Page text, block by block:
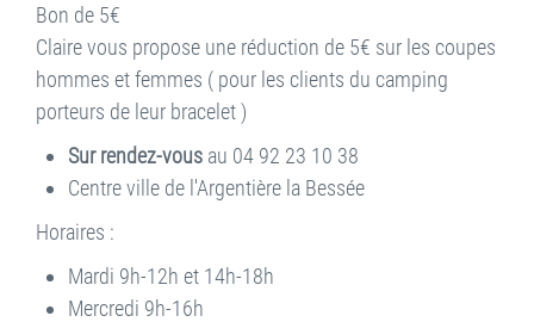
Bon de 5€
Claire vous propose une réduction de 5€ sur les coupes
hommes et femmes ( pour les clients du camping
porteurs de leur bracelet )
Sur rendez-vous au 04 92 23 10 38
Centre ville de l'Argentière la Bessée
Horaires :
Mardi 9h-12h et 14h-18h
Mercredi 9h-16h